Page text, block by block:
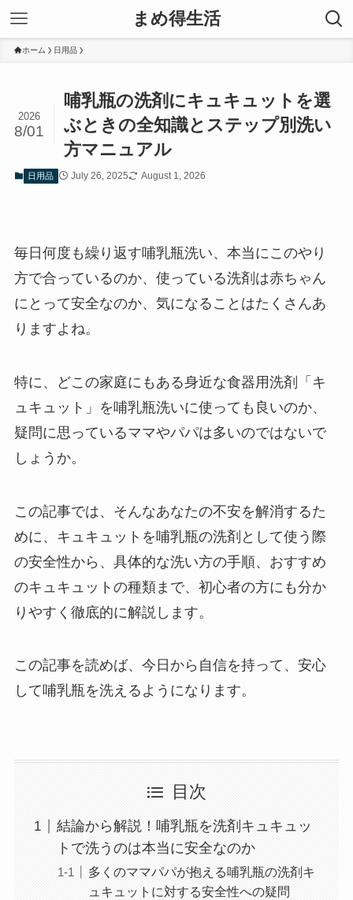
まめ得生活
ホーム 日用品
哺乳瓶の洗剤にキュキュットを選
ぶときの全知識とステップ別洗い
方マニュアル
2026
8/01
日用品 July 26, 2025 August 1, 2026
毎日何度も繰り返す哺乳瓶洗い、本当にこのやり
方で合っているのか、使っている洗剤は赤ちゃん
にとって安全なのか、気になることはたくさんあ
りますよね。
特に、どこの家庭にもある身近な食器用洗剤「キ
ュキュット」を哺乳瓶洗いに使っても良いのか、
疑問に思っているママやパパは多いのではないで
しょうか。
この記事では、そんなあなたの不安を解消するた
めに、キュキュットを哺乳瓶の洗剤として使う際
の安全性から、具体的な洗い方の手順、おすすめ
のキュキュットの種類まで、初心者の方にも分か
りやすく徹底的に解説します。
この記事を読めば、今日から自信を持って、安心
して哺乳瓶を洗えるようになります。
目次
結論から解説！哺乳瓶を洗剤キュキュッ
トで洗うのは本当に安全なのか
多くのママパパが抱える哺乳瓶の洗剤キ
ュキュットに対する安全性への疑問